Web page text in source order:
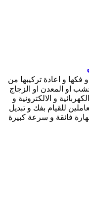
فكها و اعادة تركيبها من
او المعدن او الزجاج
و الالكترونية و
للقيام بفك و تبديل
فائقة و سرعة كبيرة